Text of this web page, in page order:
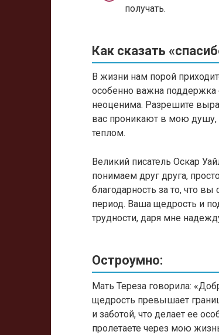
получать.
Как сказать
В жизни нам порой
особенно важна
неоценима. Разрешите
вас проникают в мою душу,
теплом.
Великий писатель Оскар
понимаем друг друга,
благодарность за то, что
период. Ваша щедрость и
трудности, даря мне
Остроумно:
Мать Тереза говорила:
щедрость превышает
и заботой, что делает ее
пролетаете через мою